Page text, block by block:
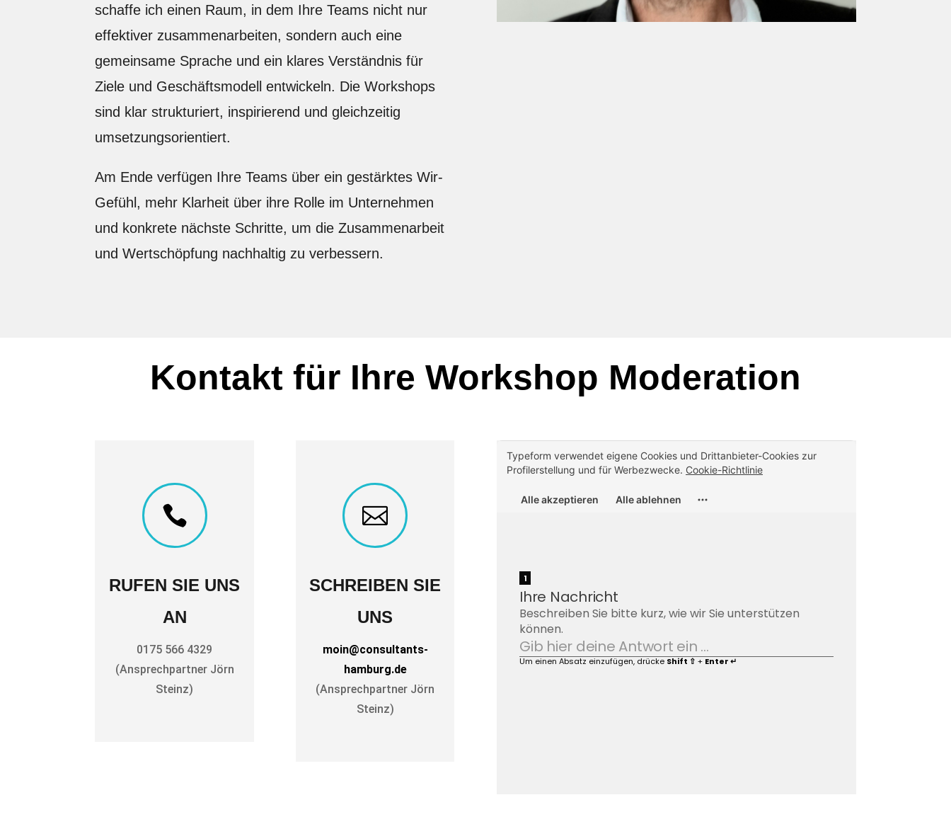
schaffe ich einen Raum, in dem Ihre Teams nicht nur
effektiver zusammenarbeiten, sondern auch eine
gemeinsame Sprache und ein klares Verständnis für
Ziele und Geschäftsmodell entwickeln. Die Workshops
sind klar strukturiert, inspirierend und gleichzeitig
umsetzungsorientiert.
Am Ende verfügen Ihre Teams über ein gestärktes Wir-
Gefühl, mehr Klarheit über ihre Rolle im Unternehmen
und konkrete nächste Schritte, um die Zusammenarbeit
und Wertschöpfung nachhaltig zu verbessern.
Kontakt für Ihre Workshop Moderation

RUFEN SIE UNS
AN
0175 566 4329
(Ansprechpartner Jörn
Steinz)

SCHREIBEN SIE
UNS
moin@consultants-
hamburg.de
(Ansprechpartner Jörn
Steinz)